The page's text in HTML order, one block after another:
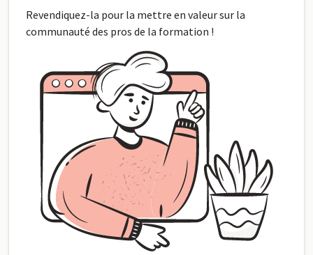
Revendiquez-la pour la mettre en valeur sur la
communauté des pros de la formation !